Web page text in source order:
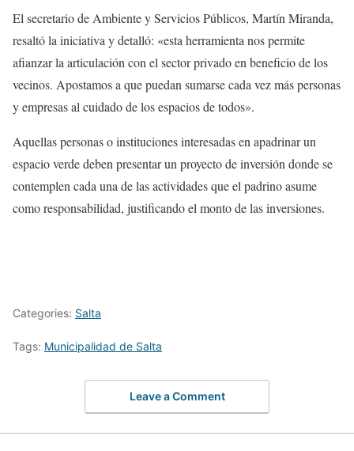
El secretario de Ambiente y Servicios Públicos, Martín Miranda,
resaltó la iniciativa y detalló: «esta herramienta nos permite
afianzar la articulación con el sector privado en beneficio de los
vecinos. Apostamos a que puedan sumarse cada vez más personas
y empresas al cuidado de los espacios de todos».
Aquellas personas o instituciones interesadas en apadrinar un
espacio verde deben presentar un proyecto de inversión donde se
contemplen cada una de las actividades que el padrino asume
como responsabilidad, justificando el monto de las inversiones.
Categories: Salta
Tags: Municipalidad de Salta
Leave a Comment